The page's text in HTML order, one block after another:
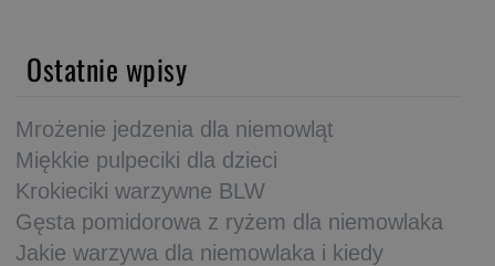
Ostatnie wpisy
Mrożenie jedzenia dla niemowląt
Miękkie pulpeciki dla dzieci
Krokieciki warzywne BLW
Gęsta pomidorowa z ryżem dla niemowlaka
Jakie warzywa dla niemowlaka i kiedy